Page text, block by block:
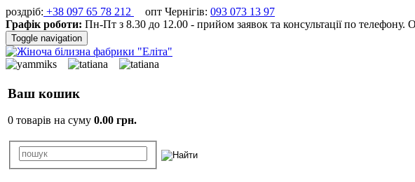
роздріб: +38 097 65 78 212 опт Чернігів: 093 073 13 97
Графік роботи: Пн-Пт з 8.30 до 12.00 - прийом заявок та консультації по телефону.
Toggle navigation
Ваш кошик
0 товарів на суму 0.00 грн.